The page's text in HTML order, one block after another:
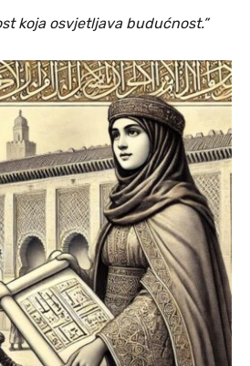
koja osvjetljava budućnost.”